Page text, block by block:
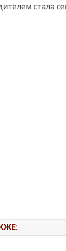
стала